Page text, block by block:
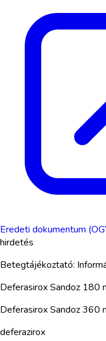
Eredeti dokumentum
hirdetés
Betegtájékoztató:
Deferasirox Sandoz 180
Deferasirox Sandoz 360
deferazirox